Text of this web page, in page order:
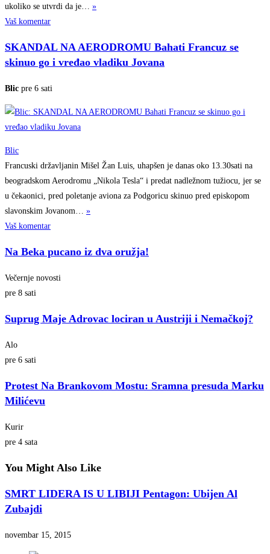
ukoliko se utvrdi da je… »
Vaš komentar
SKANDAL NA AERODROMU Bahati Francuz se
skinuo go i vređao vladiku Jovana
Blic pre 6 sati
Blic
Francuski državljanin Mišel Žan Luis, uhapšen je danas oko 13.30sati na
beogradskom Aerodromu „Nikola Tesla“ i predat nadležnom tužiocu, jer se
u čekaonici, pred poletanje aviona za Podgoricu skinuo pred episkopom
slavonskim Jovanom… »
Vaš komentar
Na Beka pucano iz dva oružja!
Večernje novosti
pre 8 sati
Suprug Maje Adrovac lociran u Austriji i Nemačkoj?
Alo
pre 6 sati
Protest Na Brankovom Mostu: Sramna presuda Marku
Milićevu
Kurir
pre 4 sata
You Might Also Like
SMRT LIDERA IS U LIBIJI Pentagon: Ubijen Al
Zubajdi
novembar 15, 2015